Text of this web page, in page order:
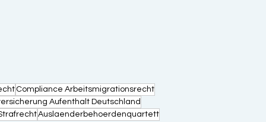
Compliance Arbeitsmigrationsrecht
Aufenthalt Deutschland
Auslaenderbehoerdenquartett